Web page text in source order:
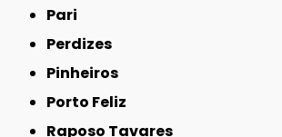
Pari
Perdizes
Pinheiros
Porto Feliz
Raposo Tavares